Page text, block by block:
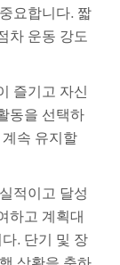
요합니다. 짧
차 운동 강도
즐기고 자신
동을 선택하
속 유지할
적이고 달성
하고 계획대
. 단기 및 장